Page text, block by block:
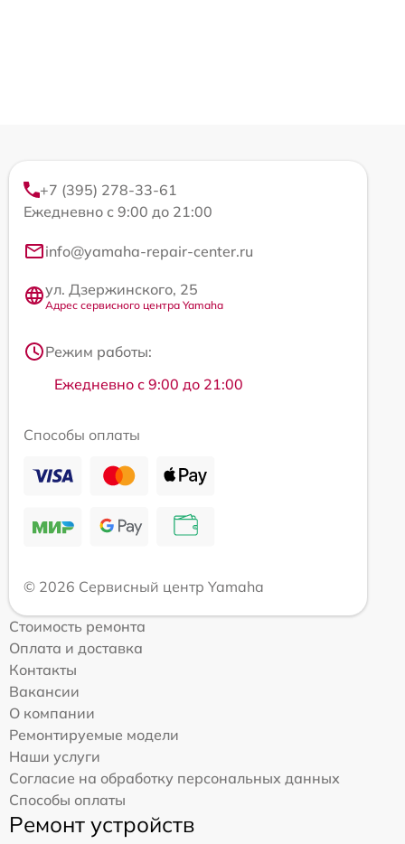
+7 (395) 278-33-61
Ежедневно с 9:00 до 21:00
info@yamaha-repair-center.ru
ул. Дзержинского, 25
Адрес сервисного центра Yamaha
Режим работы:
Ежедневно с 9:00 до 21:00
Способы оплаты
© 2026 Сервисный центр Yamaha
Стоимость ремонта
Оплата и доставка
Контакты
Вакансии
О компании
Ремонтируемые модели
Наши услуги
Согласие на обработку персональных данных
Способы оплаты
Ремонт устройств